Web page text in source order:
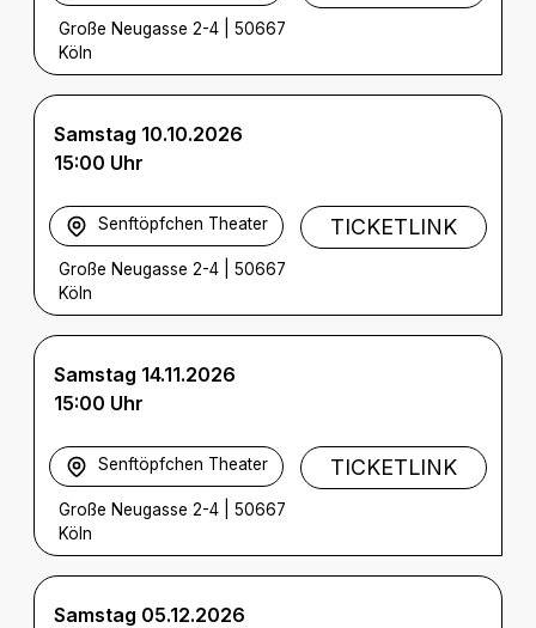
Große Neugasse 2-4
50667
Köln
Samstag 10.10.2026
15:00 Uhr
Senftöpfchen Theater
Große Neugasse 2-4
50667
Köln
TICKETLINK
Samstag 14.11.2026
15:00 Uhr
Senftöpfchen Theater
Große Neugasse 2-4
50667
Köln
TICKETLINK
Samstag 05.12.2026